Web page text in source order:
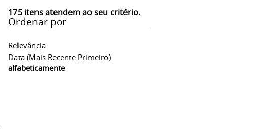
175itens atendem ao seu critério.
Ordenar por
Relevância
Data (mais Recente Primeiro)
alfabeticamente